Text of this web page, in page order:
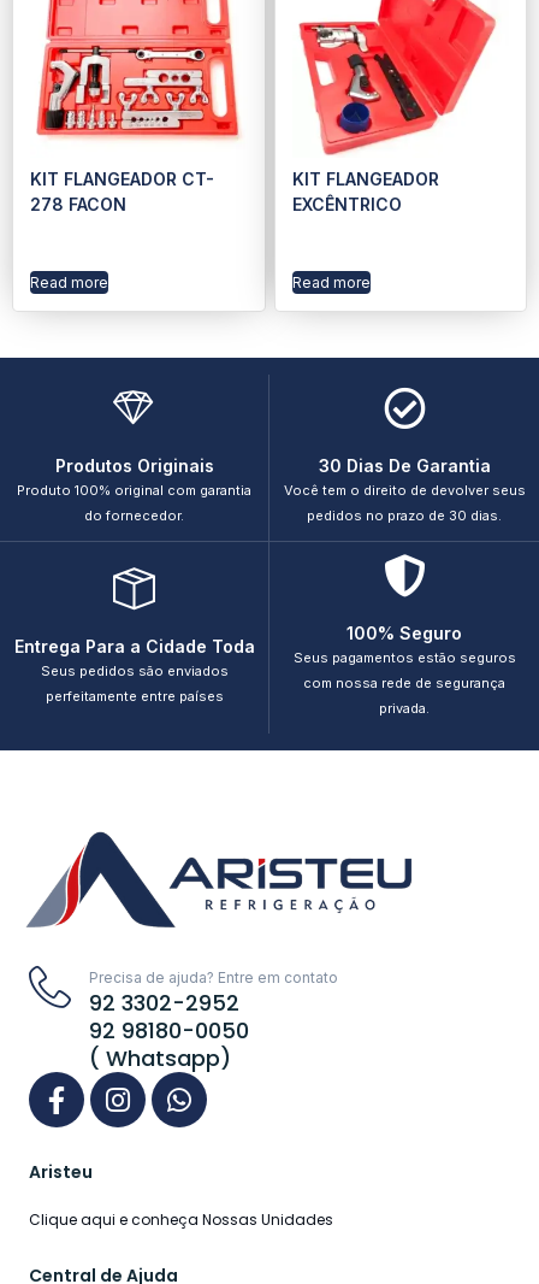
KIT FLANGEADOR CT-
278 FACON
Read more
KIT FLANGEADOR
EXCÊNTRICO
Read more
Produtos Originais
Produto 100% original com garantia
do fornecedor.
30 Dias De Garantia
Você tem o direito de devolver seus
pedidos no prazo de 30 dias.
Entrega Para a Cidade Toda
Seus pedidos são enviados
perfeitamente entre países
100% Seguro
Seus pagamentos estão seguros
com nossa rede de segurança
privada.
Precisa de ajuda? Entre em contato
92 3302-2952
92 98180-0050
( Whatsapp)
Aristeu
Clique aqui e conheça Nossas Unidades
Central de Ajuda